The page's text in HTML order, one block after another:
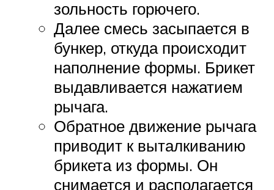
зольность горючего.
Далее смесь засыпается в
бункер, откуда происходит
наполнение формы. Брикет
выдавливается нажатием
рычага.
Обратное движение рычага
приводит к выталкиванию
брикета из формы. Он
снимается и располагается